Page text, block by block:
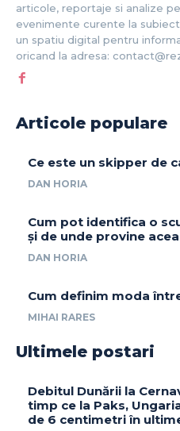
articole, reportaje si analize
evenimente curente la
un spatiu digital pentru
oricand la adresa:
Articole populare
Ce este un skipper de
DAN HORIA
Cum pot identifica o
și de unde provine
DAN HORIA
Cum definim moda
MIHAI RARES
Ultimele postari
Debitul Dunării la
timp ce la Paks,
de 6 centimetri în